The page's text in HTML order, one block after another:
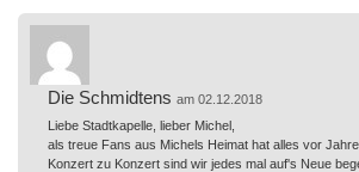
Die Schmidtens am 02.12.2018
Liebe Stadtkapelle, lieber Michel,
als treue Fans aus Michels Heimat hat alles vor
Konzert zu Konzert sind wir jedes mal auf's Neue